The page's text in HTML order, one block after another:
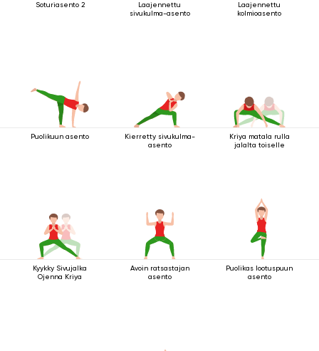
Soturiasento 2
Laajennettu
sivukulma-asento
Laajennettu
kolmioasento
Puolikuun asento
Kierretty sivukulma-
asento
Kriya matala rulla
jalalta toiselle
Kyykky Sivujalka
Ojenna Kriya
Avoin ratsastajan
asento
Puolikas lootuspuun
asento